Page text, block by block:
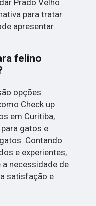
Prado Velho
para tratar
apresentar.
felino
opções
Check up
em Curitiba,
gatos e
Contando
e experientes,
necessidade de
satisfação e